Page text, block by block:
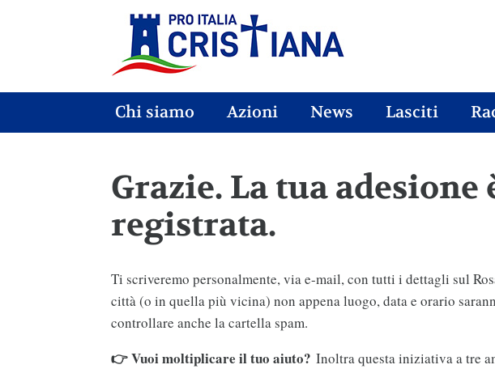
Chi siamo Azioni News Lasciti
Grazie. La tua adesione
registrata.
Ti scriveremo personalmente, via e-mail, con tutti i dettagli sul
città (o in quella più vicina) non appena luogo, data e orario
controllare anche la cartella spam.
👉 Vuoi moltiplicare il tuo aiuto? Inoltra questa iniziativa a tre